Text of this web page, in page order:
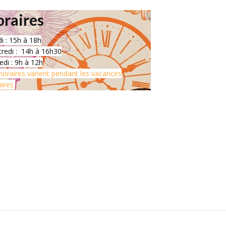
: 15h à 18h
: 14h à 16h30
: 9h à 12h
varient pendant les vacances